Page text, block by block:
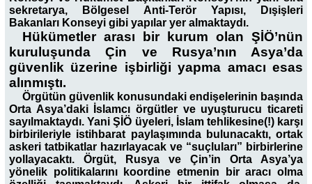
sekretarya, Bölgesel Anti-Terör Yapısı, Dışişleri
Bakanları Konseyi gibi yapılar yer almaktaydı.
Hükümetler arası bir kurum olan ŞİÖ’nün
kuruluşunda Çin ve Rusya’nın Asya’da
güvenlik üzerine işbirliği yapma amacı esas
alınmıştı.
Örgütün güvenlik konusundaki endişelerinin başında
Orta Asya’daki İslamcı örgütler ve uyuşturucu ticareti
sayılmaktaydı. Yani ŞİÖ üyeleri, İslam tehlikesine(!) karşı
birbirileriyle istihbarat paylaşımında bulunacaktı, ortak
askeri tatbikatlar hazırlayacak ve “suçluları” birbirlerine
yollayacaktı. Örgüt, Rusya ve Çin’in Orta Asya’ya
yönelik politikalarını koordine etmenin bir aracı olma